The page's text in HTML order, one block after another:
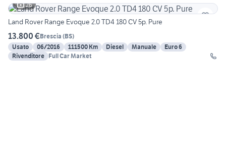
26
Land Rover Range Evoque 2.0 TD4 180 CV 5p. Pure
13.800 €Brescia (BS)
Usato
06/2016 111500 Km Diesel Manuale
Euro 6
Rivenditore Full Car Market